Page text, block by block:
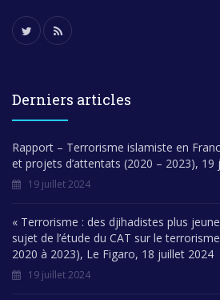
Derniers articles
Rapport – Terrorisme islamiste en
et projets d’attentats (2020 – 2023), 19
19 juillet 2024
« Terrorisme : des djihadistes plus
sujet de l’étude du CAT sur le
2020 à 2023), Le Figaro, 18 juillet 2024
19 juillet 2024